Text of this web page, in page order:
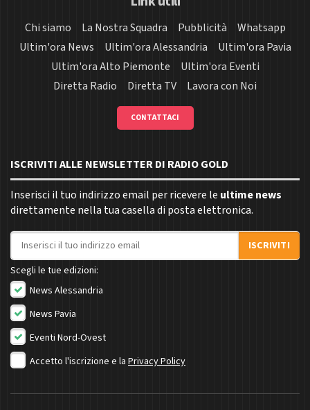
Chi siamo La Nostra Squadra Pubblicità
Whatsapp
Ultim'ora News
Ultim'ora Alessandria
Ultim'ora Pavia
Ultim'ora Alto Piemonte
Ultim'ora Eventi
Diretta Radio
Diretta TV Lavora con Noi
CONTATTACI
ISCRIVITI ALLE NEWSLETTER DI RADIO GOLD
Inserisci il tuo indirizzo email per ricevere le ultime news
direttamente nella tua casella di posta elettronica.
Indirizzo email
ISCRIVITI
Scegli le tue edizioni:
News Alessandria
News Pavia
Eventi Nord-Ovest
Accetto l'iscrizione e la Privacy Policy